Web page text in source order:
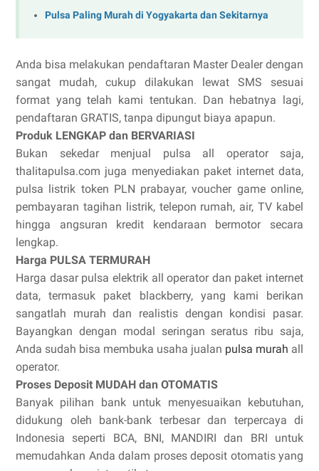
Pulsa Paling Murah di Yogyakarta dan Sekitarnya
Anda bisa melakukan pendaftaran Master Dealer dengan
sangat mudah, cukup dilakukan lewat SMS sesuai
format yang telah kami tentukan. Dan hebatnya lagi,
pendaftaran GRATIS, tanpa dipungut biaya apapun.
Produk LENGKAP dan BERVARIASI
Bukan sekedar menjual pulsa all operator saja,
thalitapulsa.com juga menyediakan paket internet data,
pulsa listrik token PLN prabayar, voucher game online,
pembayaran tagihan listrik, telepon rumah, air, TV kabel
hingga angsuran kredit kendaraan bermotor secara
lengkap.
Harga PULSA TERMURAH
Harga dasar pulsa elektrik all operator dan paket internet
data, termasuk paket blackberry, yang kami berikan
sangatlah murah dan realistis dengan kondisi pasar.
Bayangkan dengan modal seringan seratus ribu saja,
Anda sudah bisa membuka usaha jualan pulsa murah all
operator.
Proses Deposit MUDAH dan OTOMATIS
Banyak pilihan bank untuk menyesuaikan kebutuhan,
didukung oleh bank-bank terbesar dan terpercaya di
Indonesia seperti BCA, BNI, MANDIRI dan BRI untuk
memudahkan Anda dalam proses deposit otomatis yang